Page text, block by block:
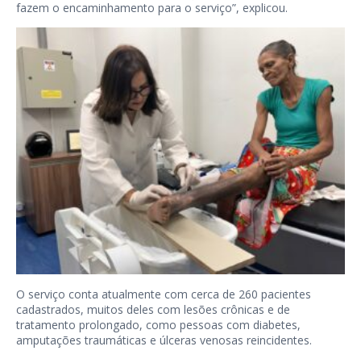
fazem o encaminhamento para o serviço”, explicou.
O serviço conta atualmente com cerca de 260 pacientes
cadastrados, muitos deles com lesões crônicas e de
tratamento prolongado, como pessoas com diabetes,
amputações traumáticas e úlceras venosas reincidentes.